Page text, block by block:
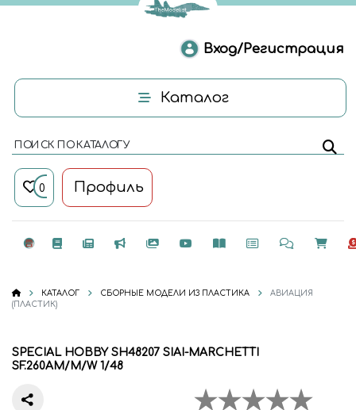
Вход/Регистрация
Каталог
ПОИСК ПО КАТАЛОГУ
0 Профиль
КАТАЛОГ СБОРНЫЕ МОДЕЛИ ИЗ ПЛАСТИКА
АВИАЦИЯ
(ПЛАСТИК)
SPECIAL HOBBY SH48207 SIAI-MARCHETTI
SF.260AM/M/W 1/48